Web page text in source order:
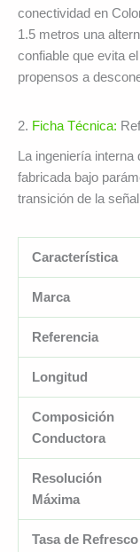
conectividad en
1.5 metros una
confiable que evita
propensos a
2. Ficha Técnica:
La ingeniería
fabricada bajo
transición de la
Característica
Marca
Referencia
Longitud
Composición
Conductora
Resolución
Máxima
Tasa de Refresco